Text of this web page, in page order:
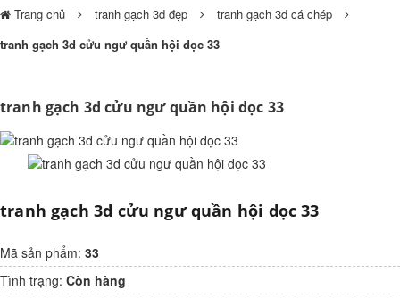
Trang chủ tranh gạch 3d đẹp
tranh gạch 3d cá chép
tranh gạch 3d cửu ngư quần hội dọc 33
tranh gạch 3d cửu ngư quần hội dọc 33
tranh gạch 3d cửu ngư quần hội dọc 33
Mã sản phẩm: 33
Tình trạng: Còn hàng